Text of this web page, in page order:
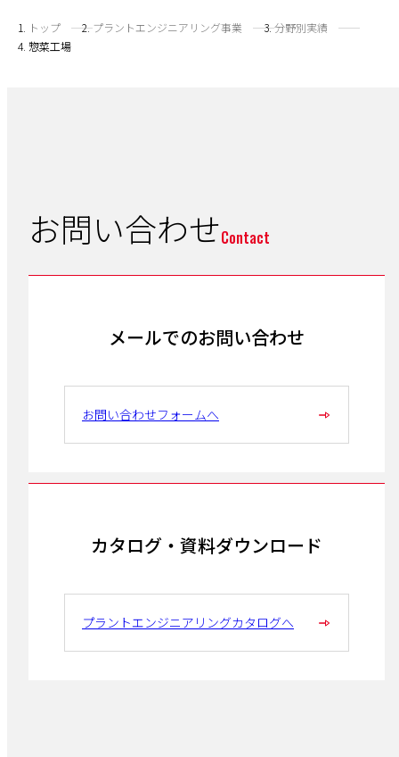
トップ プラントエンジニアリング事業
分野別実績
惣菜工場
お問い合わせContact
メールでのお問い合わせ
お問い合わせフォームへ
カタログ・資料ダウンロード
プラントエンジニアリングカタログへ